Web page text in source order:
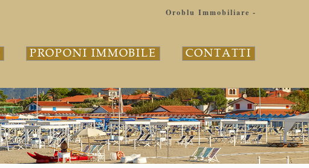
Oroblu Immobiliare -
PROPONI IMMOBILE CONTATTI